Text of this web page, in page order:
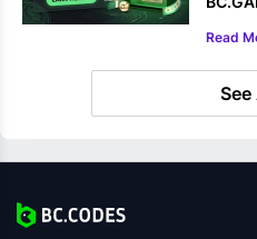
Read
See